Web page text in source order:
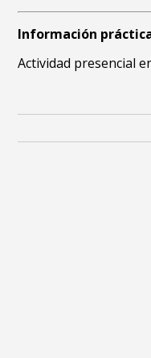
Información
Actividad presencial